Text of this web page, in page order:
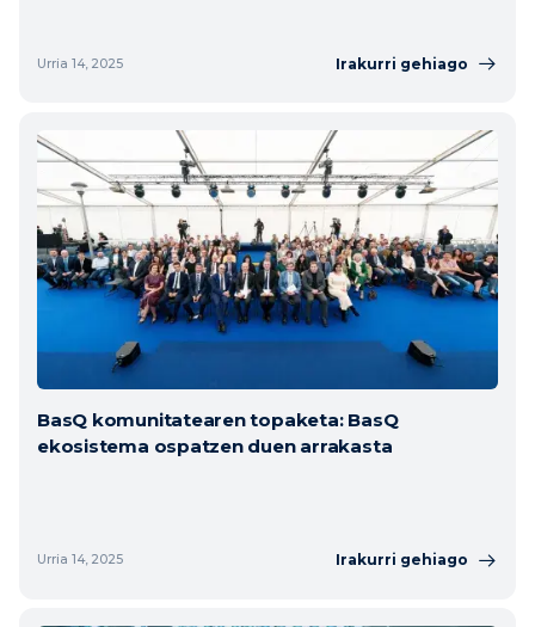
Urria 14, 2025 Irakurri gehiago
BasQ komunitatearen topaketa: BasQ
ekosistema ospatzen duen arrakasta
Urria 14, 2025 Irakurri gehiago